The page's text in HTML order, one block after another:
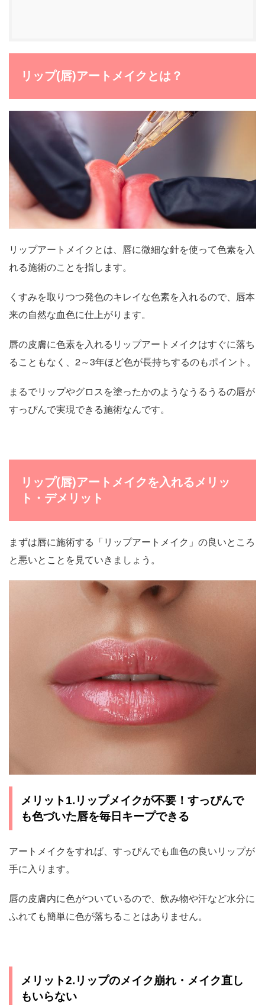
リップ(唇)アートメイクとは？
リップアートメイクとは、唇に微細な針を使って色素を入
れる施術のことを指します。
くすみを取りつつ発色のキレイな色素を入れるので、唇本
来の自然な血色に仕上がります。
唇の皮膚に色素を入れるリップアートメイクはすぐに落ち
ることもなく、2～3年ほど色が長持ちするのもポイント。
まるでリップやグロスを塗ったかのようなうるうるの唇が
すっぴんで実現できる施術なんです。
リップ(唇)アートメイクを入れるメリッ
ト・デメリット
まずは唇に施術する「リップアートメイク」の良いところ
と悪いとことを見ていきましょう。
メリット1.リップメイクが不要！すっぴんで
も色づいた唇を毎日キープできる
アートメイクをすれば、すっぴんでも血色の良いリップが
手に入ります。
唇の皮膚内に色がついているので、飲み物や汗など水分に
ふれても簡単に色が落ちることはありません。
メリット2.リップのメイク崩れ・メイク直し
もいらない